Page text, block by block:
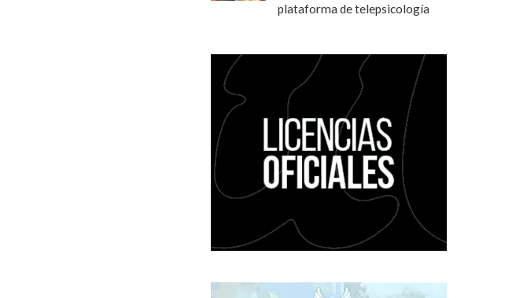
plataforma de telepsicología